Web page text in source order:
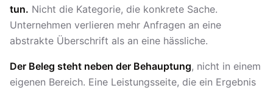
tun. Nicht die Kategorie, die konkrete Sache.
Unternehmen verlieren mehr Anfragen an eine
abstrakte Überschrift als an eine hässliche.
Der Beleg steht neben der Behauptung, nicht in einem
eigenen Bereich. Eine Leistungsseite, die ein Ergebnis